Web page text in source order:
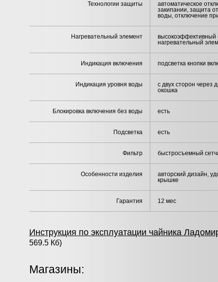
Технологии защиты
автоматическое
закипании, защита
воды, отключение
Нагревательный элемент
высокоэффективный
нагревательный
Индикация включения подсветка кнопки
Индикация уровня воды
с двух сторон через
окошка
Блокировка включения без воды есть
Подсветка есть
Фильтр быстросъемный
Особенности изделия
авторский дизайн,
крышке
Гарантия 12 мес
Инструкция по эксплуатации чайника
569.5 Кб)
Магазины: